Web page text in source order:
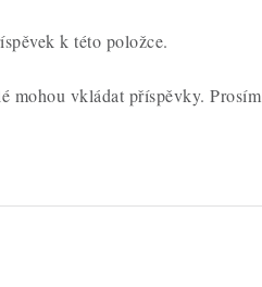
k této položce.
mohou vkládat příspěvky. Prosím